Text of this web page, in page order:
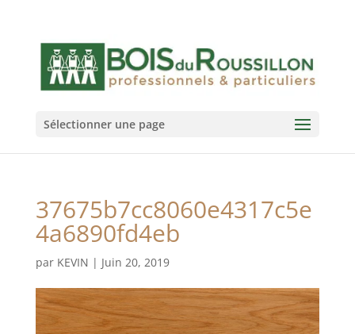
Sélectionner une page
37675b7cc8060e4317c5e
4a6890fd4eb
par KEVIN | Juin 20, 2019